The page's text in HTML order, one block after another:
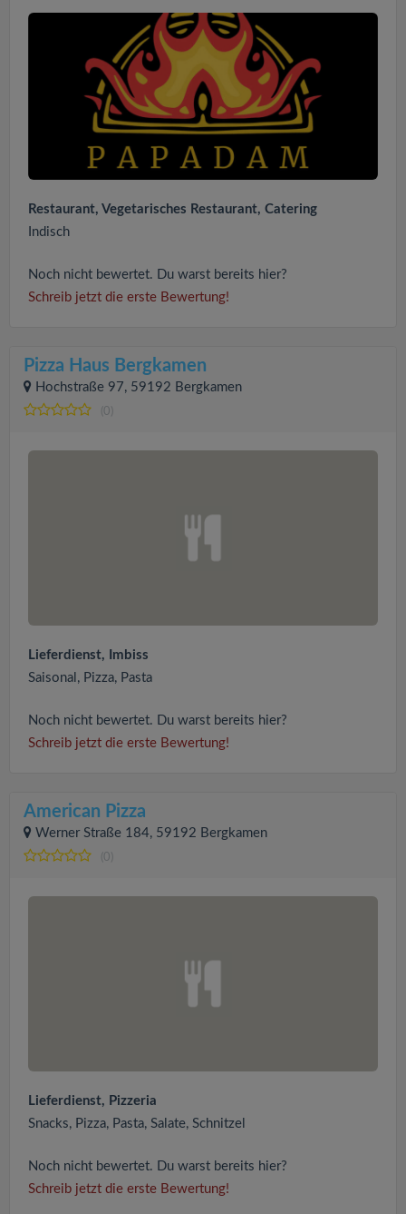
Restaurant, Vegetarisches Restaurant, Catering
Indisch
Noch nicht bewertet. Du warst bereits hier?
Schreib jetzt die erste Bewertung!
Pizza Haus Bergkamen
Hochstraße 97, 59192 Bergkamen
(0)
Lieferdienst, Imbiss
Saisonal, Pizza, Pasta
Noch nicht bewertet. Du warst bereits hier?
Schreib jetzt die erste Bewertung!
American Pizza
Werner Straße 184, 59192 Bergkamen
(0)
Lieferdienst, Pizzeria
Snacks, Pizza, Pasta, Salate, Schnitzel
Noch nicht bewertet. Du warst bereits hier?
Schreib jetzt die erste Bewertung!